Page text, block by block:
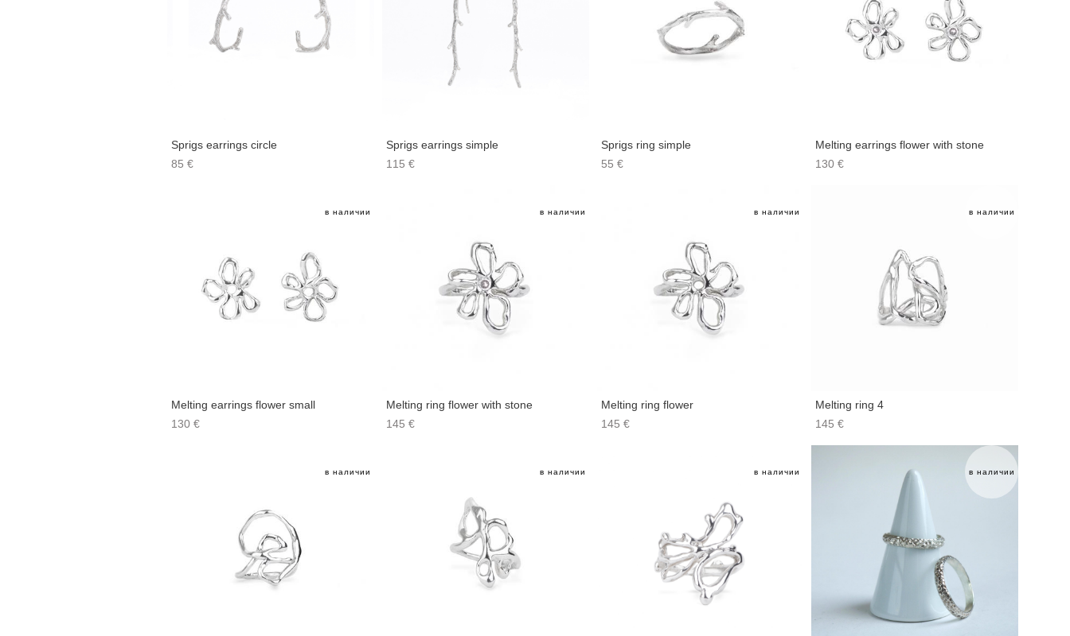
Sprigs earrings circle
85 €
Sprigs earrings simple
115 €
Sprigs ring simple
55 €
Melting earrings flower with stone
130 €
в наличии
Melting earrings flower small
130 €
в наличии
Melting ring flower with stone
145 €
в наличии
Melting ring flower
145 €
в наличии
Melting ring 4
145 €
в наличии в наличии в наличии в наличии